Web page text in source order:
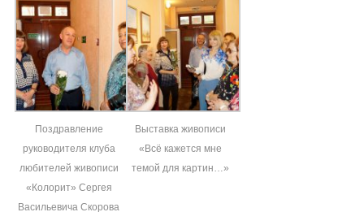
Поздравление
руководителя клуба
любителей живописи
«Колорит» Сергея
Васильевича Скорова
Выставка живописи
«Всё кажется мне
темой для картин…»